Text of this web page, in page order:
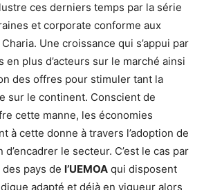
ces derniers temps par la série
et corporate conforme aux
Une croissance qui s’appui par
en plus d’acteurs sur le marché ainsi
des offres pour stimuler tant la
sur le continent. Conscient de
cette manne, les économies
à cette donne à travers l’adoption de
le secteur. C’est le cas par
pays de l’UEMOA qui disposent
adapté et déjà en vigueur alors